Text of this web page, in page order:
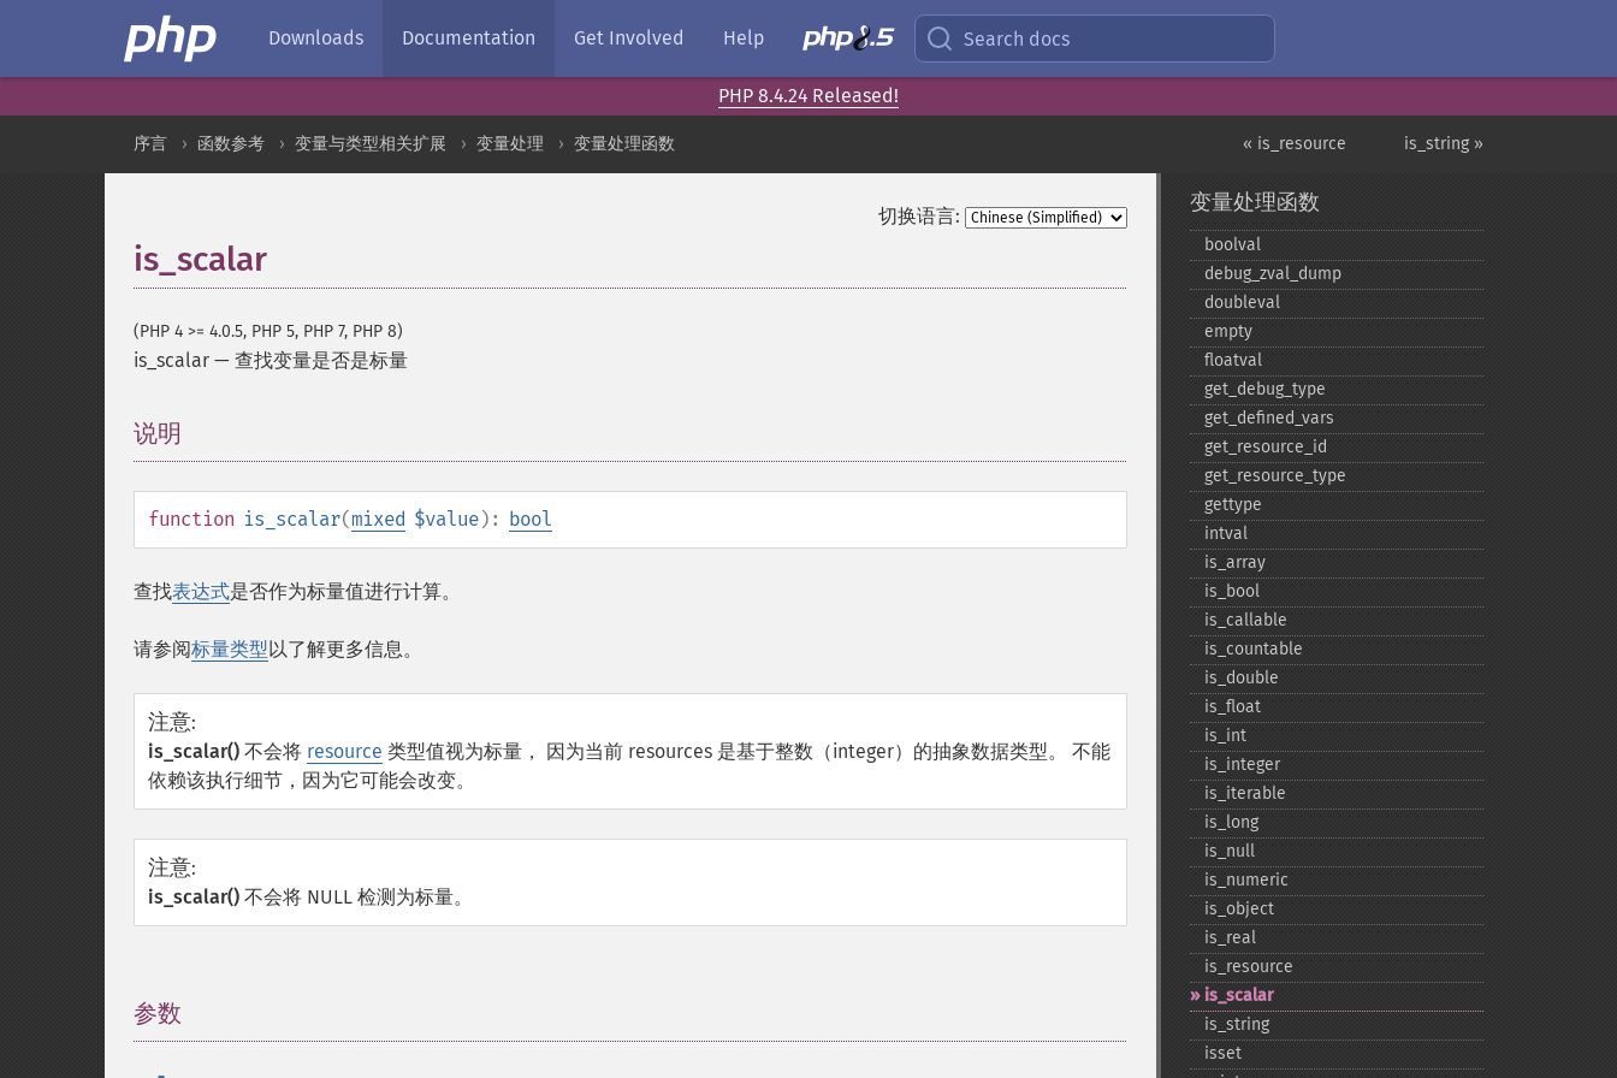
Downloads Documentation Get Involved Help Search docs
PHP 8.4.24 Released!
is_string »
« is_resource
序言 函数参考 变量与类型相关扩展 变量处理 变量处理函数
切换语言:
is_scalar
(PHP 4 >= 4.0.5, PHP 5, PHP 7, PHP 8)
is_scalar — 查找变量是否是标量
说明
function is_scalar(mixed $value): bool
查找表达式是否作为标量值进行计算。
请参阅标量类型以了解更多信息。
注意:
is_scalar() 不会将 resource 类型值视为标量， 因为当前 resources 是基于整数（integer）的抽象数据类型。 不能
依赖该执行细节，因为它可能会改变。
注意:
is_scalar() 不会将 NULL 检测为标量。
参数
变量处理函数
boolval
debug_​zval_​dump
doubleval
empty
floatval
get_​debug_​type
get_​defined_​vars
get_​resource_​id
get_​resource_​type
gettype
intval
is_​array
is_​bool
is_​callable
is_​countable
is_​double
is_​float
is_​int
is_​integer
is_​iterable
is_​long
is_​null
is_​numeric
is_​object
is_​real
is_​resource
is_​scalar
is_​string
isset